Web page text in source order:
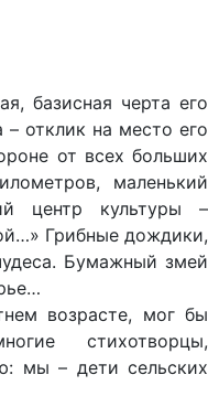
базисная черта его
отклик на место его
от всех больших
маленький
центр культуры –
Грибные дождики,
Бумажный змей
возрасте, мог бы
стихотворцы,
мы – дети сельских